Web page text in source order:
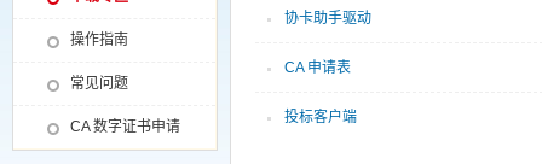
协卡助手驱动
CA 申请表
投标客户端
操作指南
常见问题
CA 数字证书申请